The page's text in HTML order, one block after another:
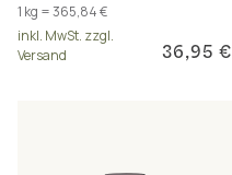
Boswelliasäuren.
1 kg = 365,84 €
inkl. MwSt. zzgl.
Versand
36,95 €